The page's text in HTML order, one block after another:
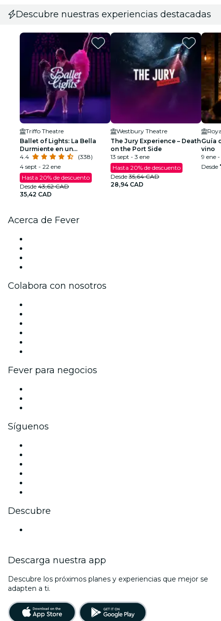
Descubre nuestras experiencias destacadas
Triffo Theatre
Ballet of Lights: La Bella
Durmiente en un
espectáculo deslumbrante
4.4
(338)
4 sept - 22 ene
Hasta 20% de descuento
Desde 43,62 CAD
35,42 CAD
Westbury Theatre
The Jury Experience – Death
on the Port Side
13 sept - 3 ene
Hasta 20% de descuento
Desde 35,64 CAD
28,94 CAD
Guía
vino
9 ene -
Desde
Acerca de Fever
Colabora con nosotros
Fever para negocios
Síguenos
Descubre
Descarga nuestra app
Descubre los próximos planes y experiencias que mejor se
adapten a ti.